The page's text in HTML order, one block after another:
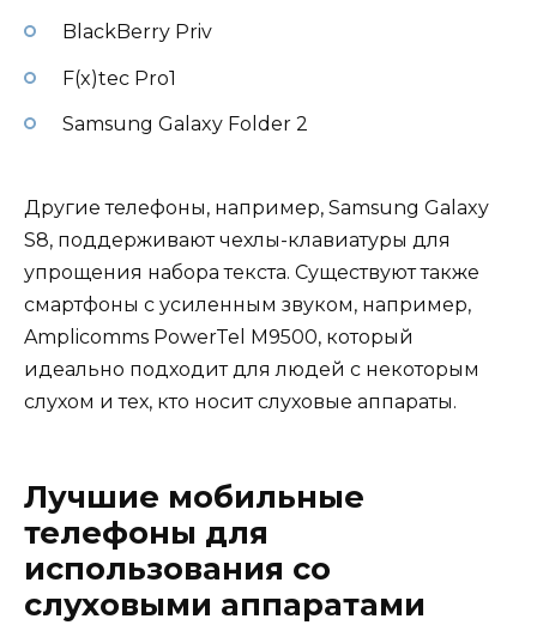
BlackBerry Priv
F(x)tec Pro1
Samsung Galaxy Folder 2
Другие телефоны, например, Samsung Galaxy
S8, поддерживают чехлы-клавиатуры для
упрощения набора текста. Существуют также
смартфоны с усиленным звуком, например,
Amplicomms PowerTel M9500, который
идеально подходит для людей с некоторым
слухом и тех, кто носит слуховые аппараты.
Лучшие мобильные
телефоны для
использования со
слуховыми аппаратами